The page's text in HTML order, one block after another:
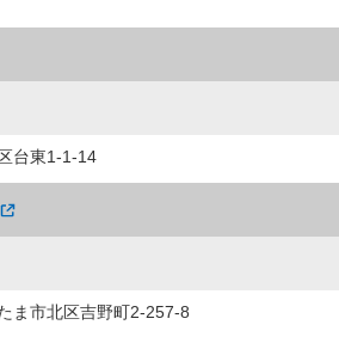
台東1-1-14
ま市北区吉野町2-257-8